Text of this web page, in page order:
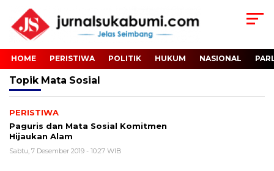
HOME PERISTIWA POLITIK HUKUM NASIONAL
Topik Mata Sosial
PERISTIWA
Paguris dan Mata Sosial Komitmen
Hijaukan Alam
Sabtu, 7 Desember 2019 - 10:27 WIB